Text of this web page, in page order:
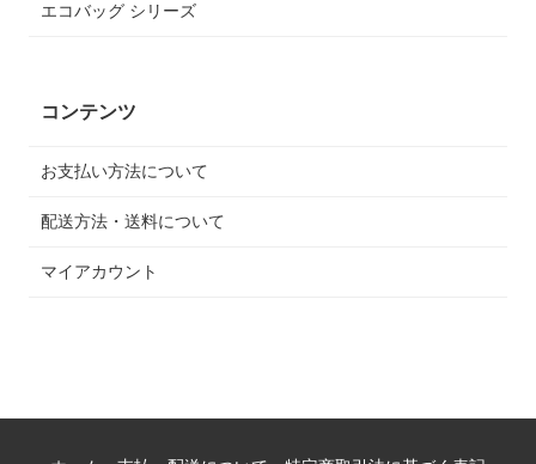
エコバッグ シリーズ
コンテンツ
お支払い方法について
配送方法・送料について
マイアカウント